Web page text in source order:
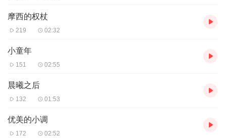
摩西的权杖
219 02:32
小童年
151 02:55
晨曦之后
132 01:53
优美的小调
172 02:52